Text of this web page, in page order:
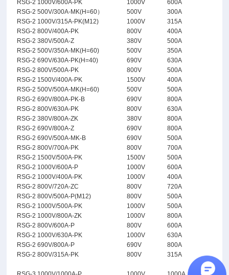
RSG-2 1000V/600A-PK
1000V
600A
RSG-2 500V/300A-MK(H=60） 500V
300A
RSG-2 1000V/315A-PK(M12)
1000V
315A
RSG-2 800V/400A-PK
800V
400A
RSG-2 380V/500A-Z
380V
500A
RSG-2 500V/350A-MK(H=60)
500V
350A
RSG-2 690V/630A-PK(H=40)
690V
630A
RSG-2 800V/500A-PK
800V
500A
RSG-2 1500V/400A-PK
1500V
400A
RSG-2 500V/500A-MK(H=60)
500V
500A
RSG-2 690V/800A-PK-B
690V
800A
RSG-2 800V/630A-PK
800V
630A
RSG-2 380V/800A-ZK
380V
800A
RSG-2 690V/800A-Z
690V
800A
RSG-2 690V/500A-MK-B
690V
500A
RSG-2 800V/700A-PK
800V
700A
RSG-2 1500V/500A-PK
1500V
500A
RSG-2 1000V/600A-P
1000V
600A
RSG-2 1000V/400A-PK
1000V
400A
RSG-2 800V/720A-ZC
800V
720A
RSG-2 800V/500A-P(M12)
800V
500A
RSG-2 1000V/500A-PK
1000V
500A
RSG-2 1000V/800A-ZK
1000V
800A
RSG-2 800V/600A-P
800V
600A
RSG-2 1000V/630A-PK
1000V
630A
RSG-2 690V/800A-P
690V
800A
RSG-2 800V/315A-PK
800V 315A